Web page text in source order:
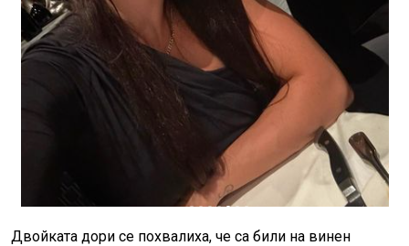
Двойката дори се похвалиха, че са били на винен